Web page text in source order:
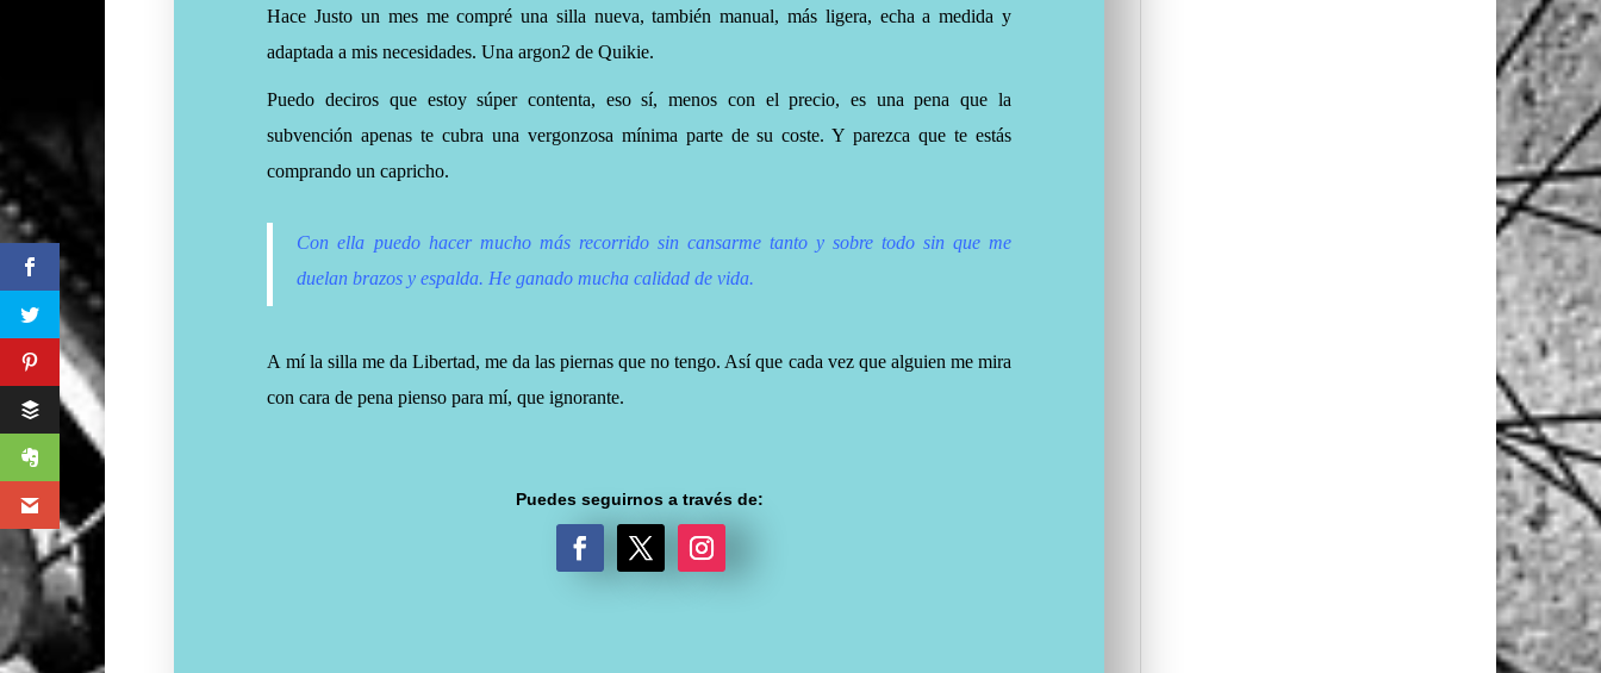
Hace Justo un mes me compré una silla nueva, también manual, más ligera, echa a medida y
adaptada a mis necesidades. Una argon2 de Quikie.
Puedo deciros que estoy súper contenta, eso sí, menos con el precio, es una pena que la
subvención apenas te cubra una vergonzosa mínima parte de su coste. Y parezca que te estás
comprando un capricho.
Con ella puedo hacer mucho más recorrido sin cansarme tanto y sobre todo sin que me
duelan brazos y espalda. He ganado mucha calidad de vida.
A mí la silla me da Libertad, me da las piernas que no tengo. Así que cada vez que alguien me mira
con cara de pena pienso para mí, que ignorante.
Puedes seguirnos a través de: